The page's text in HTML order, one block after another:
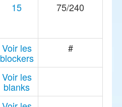
15 75/240
Voir les
blockers
#
Voir les
blanks